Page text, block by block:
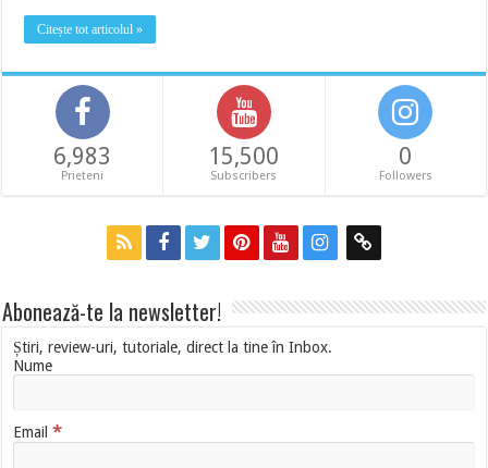
Citește tot articolul »
6,983
Prieteni
15,500
Subscribers
0
Followers
Abonează-te la newsletter!
Știri, review-uri, tutoriale, direct la tine în Inbox.
Nume
Email*